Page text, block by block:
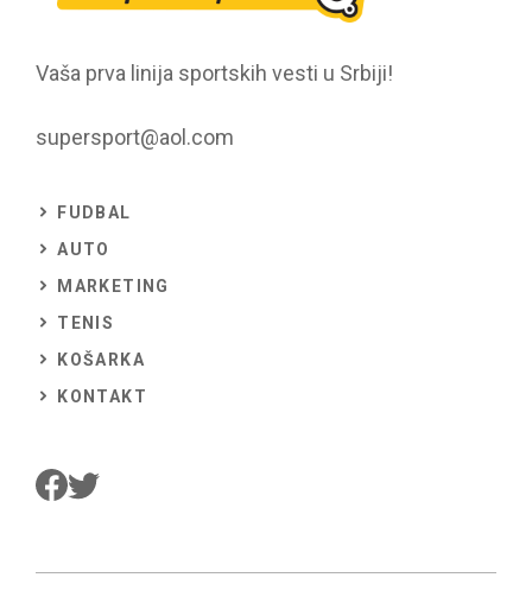
Vaša prva linija sportskih vesti u Srbiji!
supersport@aol.com
FUDBAL
AUTO
MARKETING
TENIS
KOŠARKA
KONTAKT